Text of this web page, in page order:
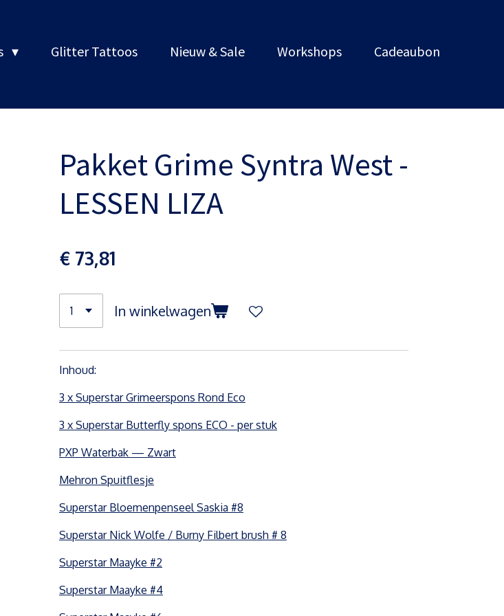
Glitter Tattoos Nieuw & Sale Workshops Cadeaubon
Pakket Grime Syntra West -
LESSEN LIZA
€ 73,81
In winkelwagen
Inhoud:
3 x Superstar Grimeerspons Rond Eco
3 x Superstar Butterfly spons ECO - per stuk
PXP Waterbak — Zwart
Mehron Spuitflesje
Superstar Bloemenpenseel Saskia #8
Superstar Nick Wolfe / Burny Filbert brush # 8
Superstar Maayke #2
Superstar Maayke #4